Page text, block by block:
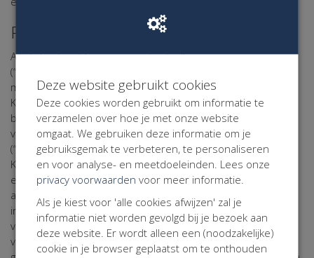
Persoonsgegevens
Alle tot natuurlijke personen herleidbare gegevens
(“persoonsgegevens”) in de elektronische correspondentie
met de website Maarten van der Weijden Foundation zullen
Kentaa en Kentaa met de grootst mogelijke zorgvuldigheid
behandelen. Kentaa en Kentaa leven daarbij de bepalingen
van de Algemene Verordening Gegevensbescherming
(“AVG”), het Privacy Statement en het Cookie Statement na.
Kentaa geldt te allen tijde als 'verwerkingsverantwoordelijke'
en Kentaa geldt te allen tijde als 'verwerker' in de zin van
artikel 4 sub f AVG. Kentaa en Kentaa krijgen volledig inzicht
in uw gegevens. Uw gegevens worden niet aan derden
verstrekt of ter inzage gegeven, tenzij Kentaa daartoe
verplicht is op grond van een wettelijke voorschrift,
Deze website gebruikt cookies
Deze cookies worden gebruikt om informatie te
verzamelen over hoe je met onze website
omgaat. We gebruiken deze informatie om je
gebruiksgemak te verbeteren, te personaliseren
en voor analyse- en meetdoeleinden. Lees onze
privacy voorwaarden voor meer informatie.
Als je kiest voor 'alle cookies afwijzen' zal je
informatie niet worden gevolgd bij je bezoek aan
deze website. Er wordt alleen een (noodzakelijke)
cookie in je browser geplaatst om te onthouden